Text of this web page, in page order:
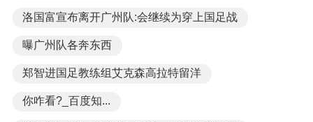
洛国富宣布离开广州队:会继续为穿上国足战
曝广州队各奔东西
郑智进国足教练组艾克森高拉特留洋
你咋看?_百度知...